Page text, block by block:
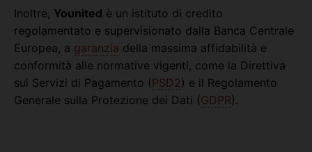
Inoltre, Younited è un istituto di credito
regolamentato e supervisionato dalla Banca Centrale
Europea, a garanzia della massima affidabilità e
conformità alle normative vigenti, come la Direttiva
sui Servizi di Pagamento (PSD2) e il Regolamento
Generale sulla Protezione dei Dati (GDPR).